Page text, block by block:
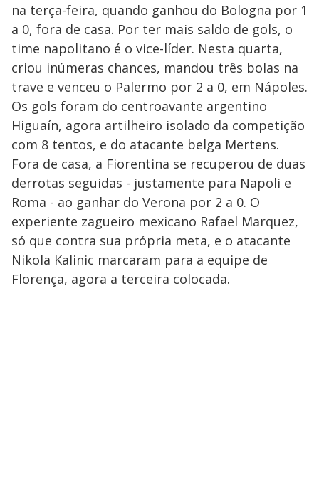
na terça-feira, quando ganhou do Bologna por 1
a 0, fora de casa. Por ter mais saldo de gols, o
time napolitano é o vice-líder. Nesta quarta,
criou inúmeras chances, mandou três bolas na
trave e venceu o Palermo por 2 a 0, em Nápoles.
Os gols foram do centroavante argentino
Higuaín, agora artilheiro isolado da competição
com 8 tentos, e do atacante belga Mertens.
Fora de casa, a Fiorentina se recuperou de duas
derrotas seguidas - justamente para Napoli e
Roma - ao ganhar do Verona por 2 a 0. O
experiente zagueiro mexicano Rafael Marquez,
só que contra sua própria meta, e o atacante
Nikola Kalinic marcaram para a equipe de
Florença, agora a terceira colocada.